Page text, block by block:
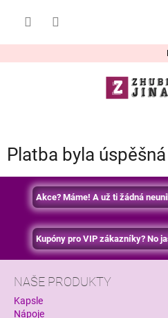
Platba byla úspěšná
Akce? Máme! A už ti žádná
Kupóny pro VIP zákazníky? No
NAŠE PRODUKTY
Kapsle
Nápoje